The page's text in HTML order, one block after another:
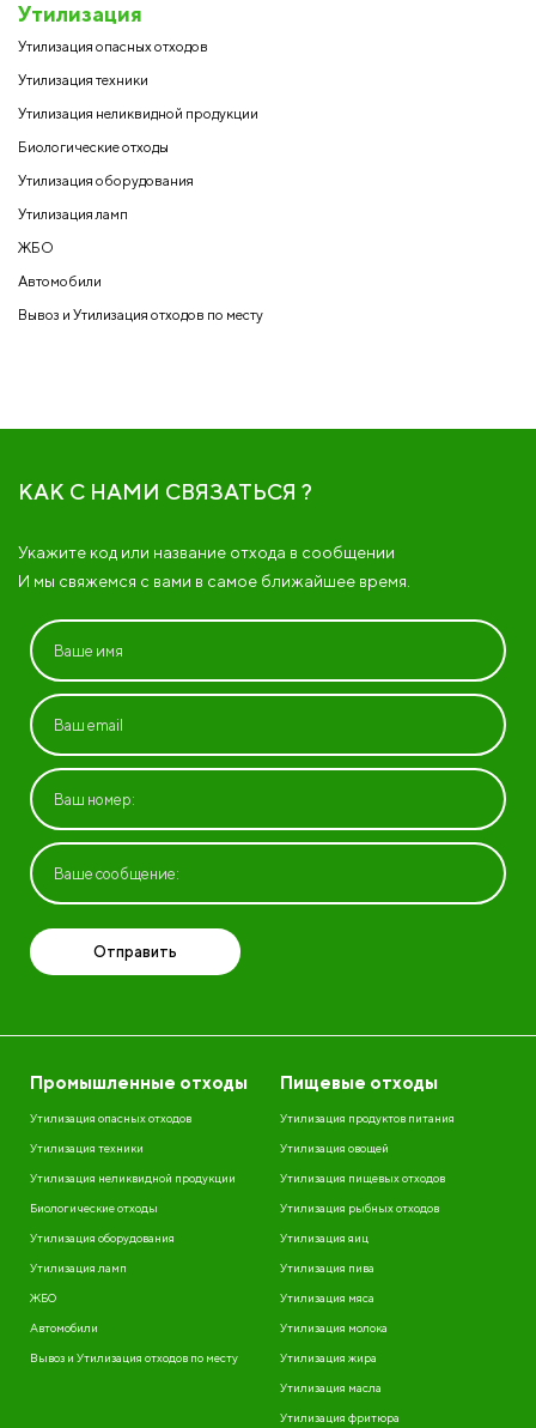
Утилизация
Утилизация опасных отходов
Утилизация техники
Утилизация неликвидной продукции
Биологические отходы
Утилизация оборудования
Утилизация ламп
ЖБО
Автомобили
Вывоз и Утилизация отходов по месту
КАК С НАМИ СВЯЗАТЬСЯ ?
Укажите код или название отхода в сообщении
И мы свяжемся с вами в самое ближайшее время.
Отправить
Промышленные отходы
Утилизация опасных отходов
Утилизация техники
Утилизация неликвидной продукции
Биологические отходы
Утилизация оборудования
Утилизация ламп
ЖБО
Автомобили
Вывоз и Утилизация отходов по месту
Пищевые отходы
Утилизация продуктов питания
Утилизация овощей
Утилизация пищевых отходов
Утилизация рыбных отходов
Утилизация яиц
Утилизация пива
Утилизация мяса
Утилизация молока
Утилизация жира
Утилизация масла
Утилизация фритюра